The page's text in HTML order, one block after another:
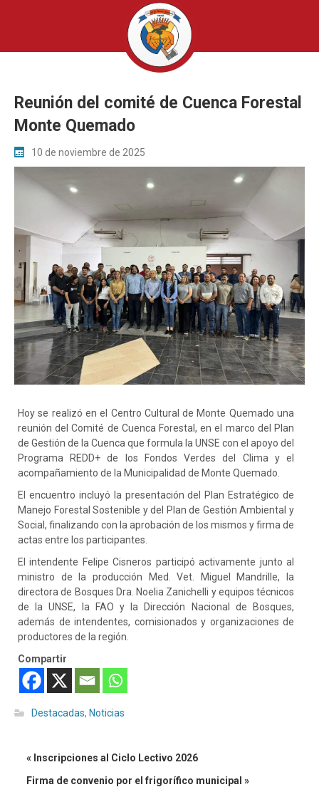
Reunión del comité de Cuenca Forestal
Monte Quemado
10 de noviembre de 2025
Hoy se realizó en el Centro Cultural de Monte Quemado una
reunión del Comité de Cuenca Forestal, en el marco del Plan
de Gestión de la Cuenca que formula la UNSE con el apoyo del
Programa REDD+ de los Fondos Verdes del Clima y el
acompañamiento de la Municipalidad de Monte Quemado.
El encuentro incluyó la presentación del Plan Estratégico de
Manejo Forestal Sostenible y del Plan de Gestión Ambiental y
Social, finalizando con la aprobación de los mismos y firma de
actas entre los participantes.
El intendente Felipe Cisneros participó activamente junto al
ministro de la producción Med. Vet. Miguel Mandrille, la
directora de Bosques Dra. Noelia Zanichelli y equipos técnicos
de la UNSE, la FAO y la Dirección Nacional de Bosques,
además de intendentes, comisionados y organizaciones de
productores de la región.
Compartir
Destacadas, Noticias
« Inscripciones al Ciclo Lectivo 2026
Firma de convenio por el frigorífico municipal »